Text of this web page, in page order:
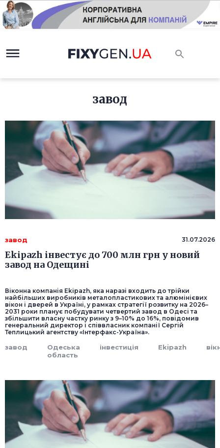
завод
завод 31.07.2026
Ekipazh інвестує до 700 млн грн у новий
завод на Одещині
Віконна компанія Ekipazh, яка наразі входить до трійки
найбільших виробників металопластикових та алюмінієвих
вікон і дверей в Україні, у рамках стратегії розвитку на 2026–
2031 роки планує побудувати четвертий завод в Одесі та
збільшити власну частку ринку з 9–10% до 16%, повідомив
генеральний директор і співвласник компанії Сергій
Теплицький агентству «Інтерфакс-Україна».
завод
Одеська
область
інвестиція Ekipazh